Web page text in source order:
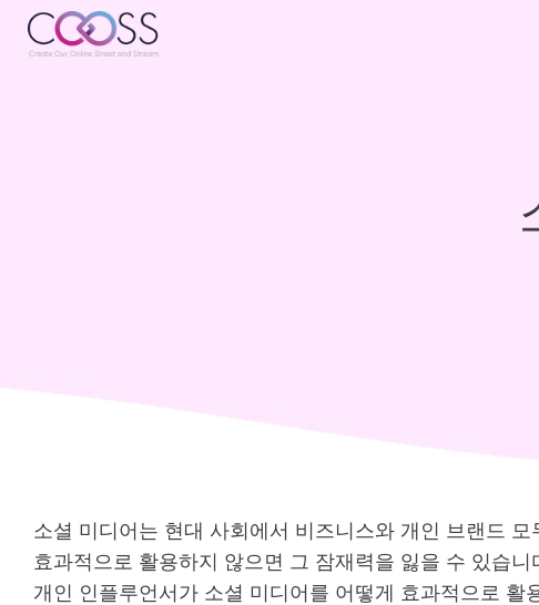
소셜 미디어는 현대 사회에서 비즈니스와 개인 브랜드
효과적으로 활용하지 않으면 그 잠재력을 잃을 수 있습
개인 인플루언서가 소셜 미디어를 어떻게 효과적으로 활